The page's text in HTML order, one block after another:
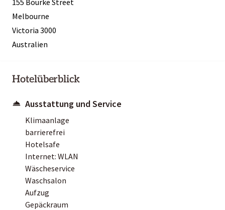
Melbourne
Victoria 3000
Australien
Hotelüberblick
Ausstattung und Service
Klimaanlage
barrierefrei
Hotelsafe
Internet: WLAN
Wäscheservice
Waschsalon
Aufzug
Gepäckraum